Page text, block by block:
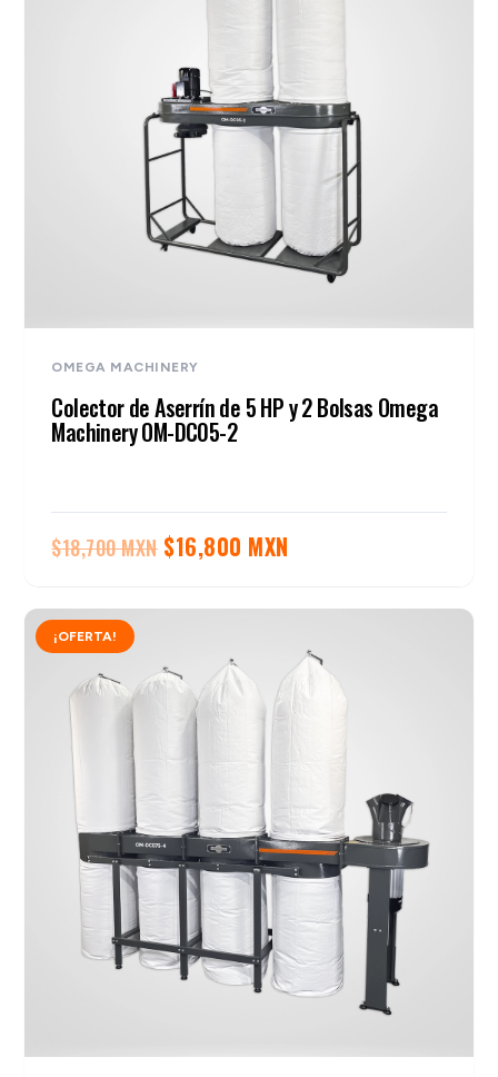
OMEGA MACHINERY
Colector de Aserrín de 5 HP y 2 Bolsas Omega
Machinery OM-DC05-2
$18,700 MXN El
original
$18,700 MXN.
$16,800 MXN
actual
es:
$16,800 MXN.
¡OFERTA!